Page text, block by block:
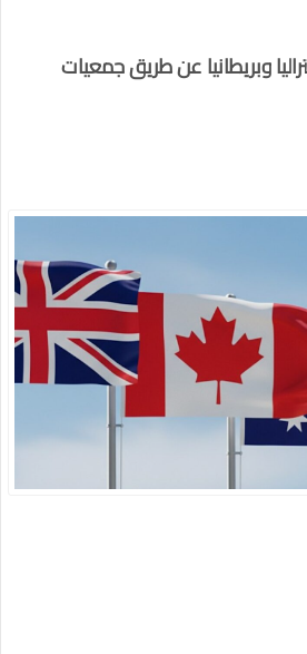
وبريطانيا عن طريق جمعيات